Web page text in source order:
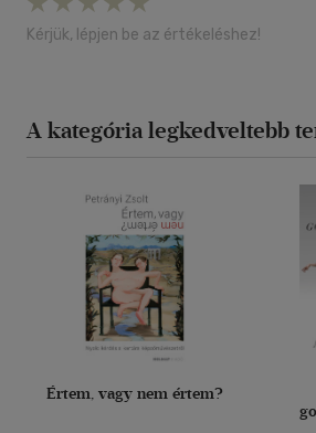
Kérjük, lépjen be az értékeléshez!
A kategória legkedveltebb
Értem, vagy nem értem?